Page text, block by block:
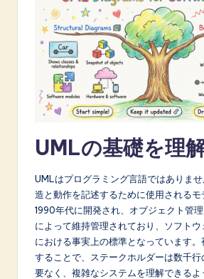
A
&
UMLの基礎を理
UMLはプログラミング言語ではありま
造と動作を記述するために使用されるモ
1990年代に開発され、オブジェクト管理
によって維持管理されており、ソフト
における事実上の標準となっています
することで、ステークホルダーは数千
要なく、複雑なシステムを理解できるよ